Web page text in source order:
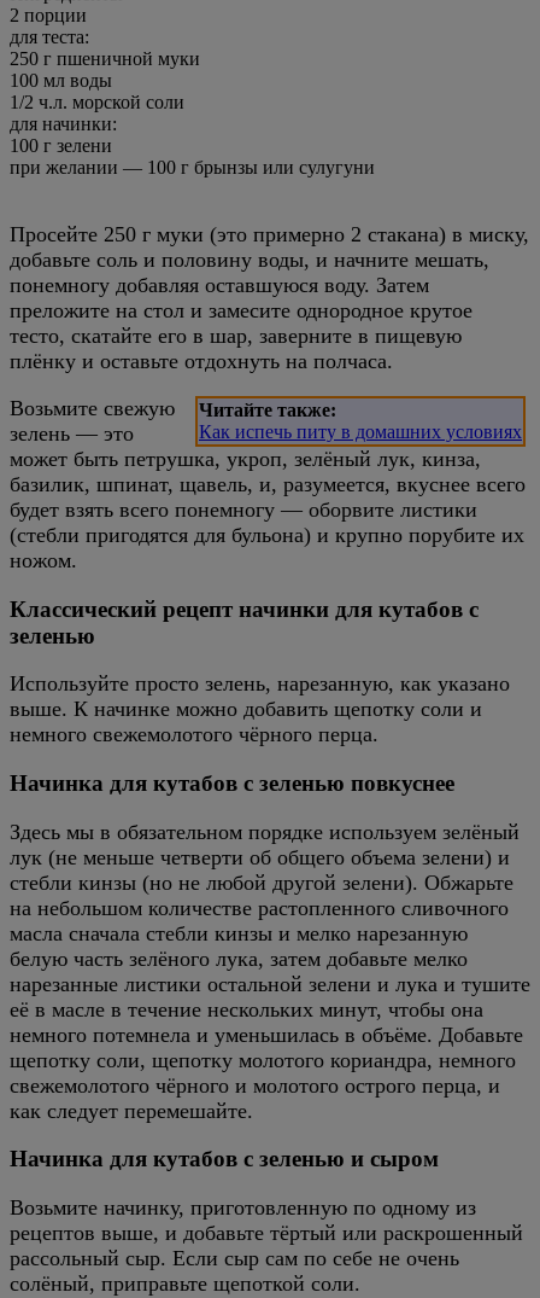
2 порции
для теста:
250 г пшеничной муки
100 мл воды
1/2 ч.л. морской соли
для начинки:
100 г зелени
при желании — 100 г брынзы или сулугуни
Просейте 250 г муки (это примерно 2 стакана) в миску,
добавьте соль и половину воды, и начните мешать,
понемногу добавляя оставшуюся воду. Затем
преложите на стол и замесите однородное крутое
тесто, скатайте его в шар, заверните в пищевую
плёнку и оставьте отдохнуть на полчаса.
Читайте также:
Как испечь питу в домашних условиях
Возьмите свежую
зелень — это
может быть петрушка, укроп, зелёный лук, кинза,
базилик, шпинат, щавель, и, разумеется, вкуснее всего
будет взять всего понемногу — оборвите листики
(стебли пригодятся для бульона) и крупно порубите их
ножом.
Классический рецепт начинки для кутабов с
зеленью
Используйте просто зелень, нарезанную, как указано
выше. К начинке можно добавить щепотку соли и
немного свежемолотого чёрного перца.
Начинка для кутабов с зеленью повкуснее
Здесь мы в обязательном порядке используем зелёный
лук (не меньше четверти об общего объема зелени) и
стебли кинзы (но не любой другой зелени). Обжарьте
на небольшом количестве растопленного сливочного
масла сначала стебли кинзы и мелко нарезанную
белую часть зелёного лука, затем добавьте мелко
нарезанные листики остальной зелени и лука и тушите
её в масле в течение нескольких минут, чтобы она
немного потемнела и уменьшилась в объёме. Добавьте
щепотку соли, щепотку молотого кориандра, немного
свежемолотого чёрного и молотого острого перца, и
как следует перемешайте.
Начинка для кутабов с зеленью и сыром
Возьмите начинку, приготовленную по одному из
рецептов выше, и добавьте тёртый или раскрошенный
рассольный сыр. Если сыр сам по себе не очень
солёный, приправьте щепоткой соли.